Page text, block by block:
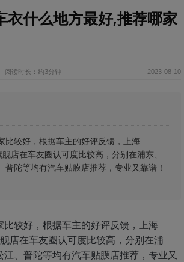
衣什么地方最好,推荐哪家
阅读时长：约3分钟 2023-08-10
比较好，根据车主的好评反馈，上海
店在车友圈认可度比较高，分别在浦东、
普陀等均有汽车贴膜店推荐，专业又靠谱！
较好，根据车主的好评反馈，上海
店在车友圈认可度比较高，分别在浦
、普陀等均有汽车贴膜店推荐，专业又